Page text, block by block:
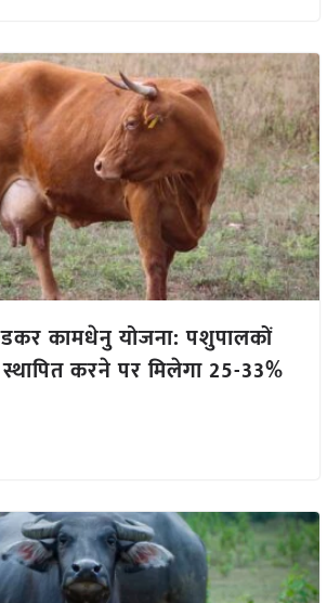
कामधेनु योजना: पशुपालकों
करने पर मिलेगा 25-33%